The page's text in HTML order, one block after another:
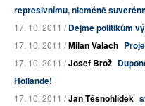
represivnímu, nicméně
17. 10. 2011 /Dejme politikům
17. 10. 2011 /Milan Valach
17. 10. 2011 /Josef Brož
Hollande!
17. 10. 2011 /Jan Těsnohlídek